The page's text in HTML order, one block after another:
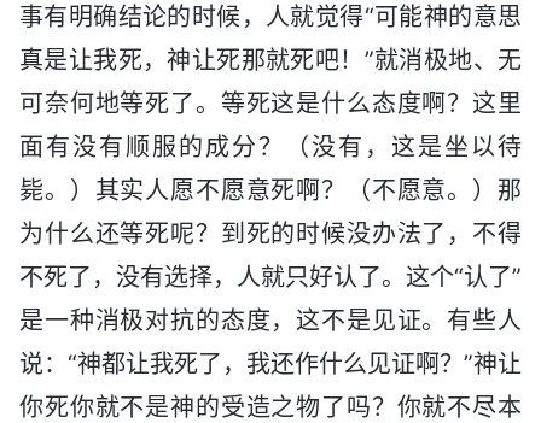
事有明确结论的时候，人就觉得“可能神的意思
真是让我死，神让死那就死吧！”就消极地、无
可奈何地等死了。等死这是什么态度啊？这里
面有没有顺服的成分？（没有，这是坐以待
毙。）其实人愿不愿意死啊？（不愿意。）那
为什么还等死呢？到死的时候没办法了，不得
不死了，没有选择，人就只好认了。这个“认了”
是一种消极对抗的态度，这不是见证。有些人
说：“神都让我死了，我还作什么见证啊？”神让
你死你就不是神的受造之物了吗？你就不尽本